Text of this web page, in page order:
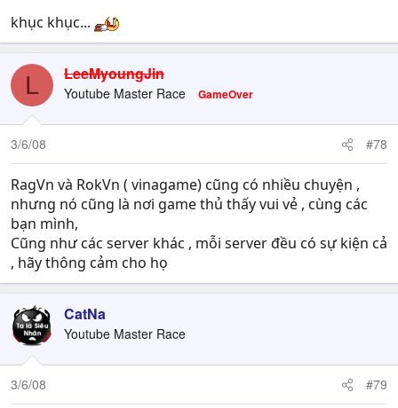
khục khục...
L LeeMyoungJin
Youtube Master Race GameOver
3/6/08 #78
RagVn và RokVn ( vinagame) cũng có nhiều chuyện ,
nhưng nó cũng là nơi game thủ thấy vui vẻ , cùng các
bạn mình,
Cũng như các server khác , mỗi server đều có sự kiện cả
, hãy thông cảm cho họ
CatNa
Youtube Master Race
3/6/08 #79